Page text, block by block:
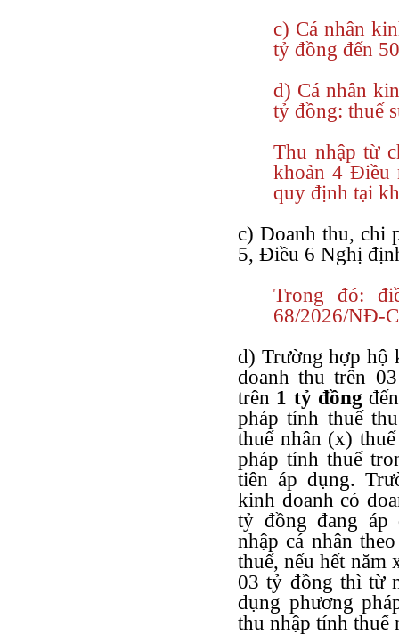
c) Cá nhân
tỷ đồng đến
d) Cá nhân
tỷ đồng: thuế
Thu nhập từ
khoản 4 Điều
quy định tại
c) Doanh thu, chi
5, Điều 6 Nghị
Trong đó:
68/2026/NĐ-
d) Trường hợp hộ
doanh thu trên
trên 1 tỷ đồng
pháp tính thuế
thuế nhân (x)
pháp tính thuế
tiên áp dụng.
kinh doanh có
tỷ đồng đang áp
nhập cá nhân
thuế, nếu hết năm
03 tỷ đồng thì từ
dụng phương
thu nhập tính thuế